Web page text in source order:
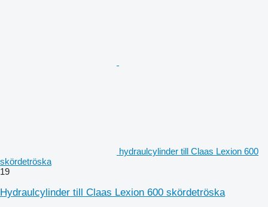
hydraulcylinder till Claas Lexion 600
skördetröska
19
Hydraulcylinder till Claas Lexion 600 skördetröska